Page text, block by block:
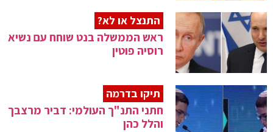
התנצל או לא?
ראש הממשלה בנט שוחח עם נשיא
רוסיה פוטין
תיקו בדרמה
חתני התנ"ך העולמי: דביר מרצבך
והלל כהן